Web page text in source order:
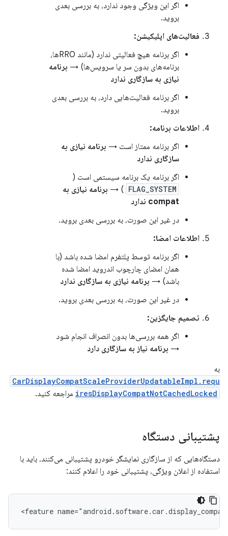
اگر این ویژگی وجود ندارد، به بررسی بعدی
بروید.
فعالیت‌های اپلیکیشن:
اگر برنامه هیچ فعالیتی ندارد (مانند RROها،
برنامه‌های بدون سر یا سرویس‌ها) → برنامه
نیازی به سازگاری ندارد
اگر برنامه فعالیت‌هایی دارد، به بررسی بعدی
بروید.
اطلاعات برنامه:
اگر برنامه ممتاز است → برنامه نیازی به
سازگاری ندارد
اگر برنامه یک برنامه سیستمی است (
FLAG_SYSTEM
) → برنامه نیازی به
compat ندارد
در غیر این صورت، به بررسی بعدی بروید.
اطلاعات امضا:
اگر برنامه توسط پلتفرم امضا شده باشد (با
همان امضای چارچوب اندروید امضا شده
باشد) → برنامه نیازی به سازگاری ندارد
در غیر این صورت، به بررسی بعدی بروید.
تصمیم جایگزین:
اگر همه بررسی‌ها بدون انصراف انجام شود
→ برنامه نیاز به سازگاری دارد
به
CarDisplayCompatScaleProviderUpdatableImpl.requ
iresDisplayCompatNotCachedLocked مراجعه کنید.
پشتیبانی دستگاه
دستگاه‌هایی که از سازگاری نمایشگر خودرو پشتیبانی می‌کنند، باید با
استفاده از اعلان ویژگی، پشتیبانی خود را اعلام کنند:
<feature